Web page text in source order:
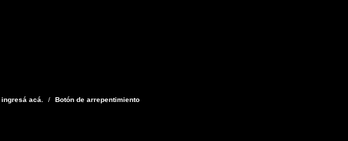
ingresá acá. / Botón de arrepentimiento